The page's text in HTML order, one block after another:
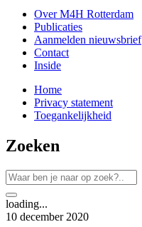
Over M4H Rotterdam
Publicaties
Aanmelden nieuwsbrief
Contact
Inside
Home
Privacy statement
Toegankelijkheid
Zoeken
loading...
10 december 2020